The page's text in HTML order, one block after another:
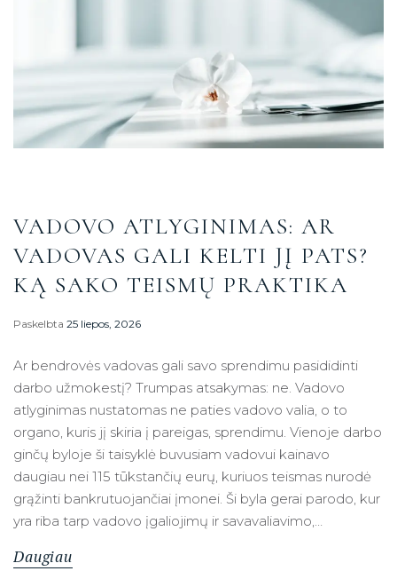
VADOVO ATLYGINIMAS: AR
VADOVAS GALI KELTI JĮ PATS?
KĄ SAKO TEISMŲ PRAKTIKA
Paskelbta 25 liepos, 2026
Ar bendrovės vadovas gali savo sprendimu pasididinti
darbo užmokestį? Trumpas atsakymas: ne. Vadovo
atlyginimas nustatomas ne paties vadovo valia, o to
organo, kuris jį skiria į pareigas, sprendimu. Vienoje darbo
ginčų byloje ši taisyklė buvusiam vadovui kainavo
daugiau nei 115 tūkstančių eurų, kuriuos teismas nurodė
grąžinti bankrutuojančiai įmonei. Ši byla gerai parodo, kur
yra riba tarp vadovo įgaliojimų ir savavaliavimo,…
Daugiau